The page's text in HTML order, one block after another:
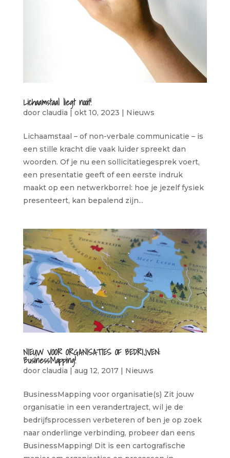
Lichaamstaal liegt nooit!
door claudia okt 10, 2023 Nieuws
Lichaamstaal – of non-verbale communicatie – is
een stille kracht die vaak luider spreekt dan
woorden. Of je nu een sollicitatiegesprek voert,
een presentatie geeft of een eerste indruk
maakt op een netwerkborrel: hoe je jezelf fysiek
presenteert, kan bepalend zijn...
NIEUW VOOR ORGANISATIES OF BEDRIJVEN:
BusinessMapping!
door claudia | aug 12, 2017| Nieuws
BusinessMapping voor organisatie(s) Zit jouw
organisatie in een verandertraject, wil je de
bedrijfsprocessen verbeteren of ben je op zoek
naar onderlinge verbinding, probeer dan eens
BusinessMapping! Dit is een cartografische